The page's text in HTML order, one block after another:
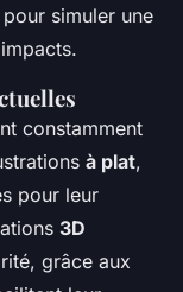
simuler une
constamment
à plat,
pour leur
3D
grâce aux